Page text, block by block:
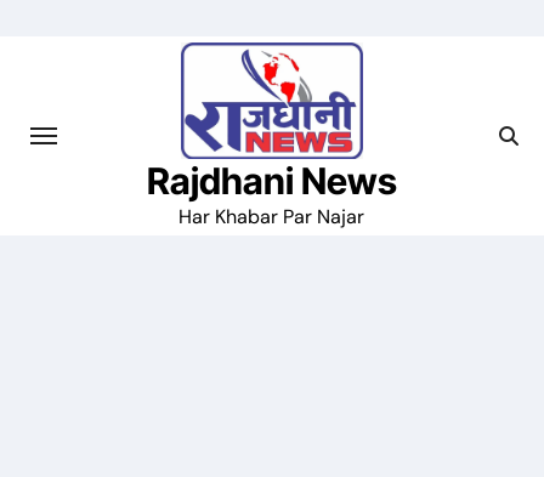
Rajdhani News
Har Khabar Par Najar